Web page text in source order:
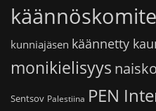
kunniajäsen käännetty
monikielisyys
Sentsov Palestiina PEN